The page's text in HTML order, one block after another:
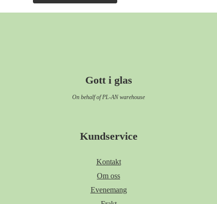
Gott i glas
On behalf of PL-AN warehouse
Kundservice
Kontakt
Om oss
Evenemang